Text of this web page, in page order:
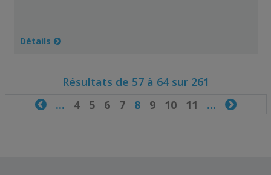
Détails
Résultats de 57 à 64 sur 261
... 4 5 6 78 9 10 11 ... 